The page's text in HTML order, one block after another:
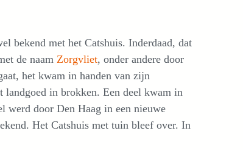
bekend met het Catshuis. Inderdaad, dat
de naam Zorgvliet, onder andere door
het kwam in handen van zijn
in brokken. Een deel kwam in
werd door Den Haag in een nieuwe
Het Catshuis met tuin bleef over. In